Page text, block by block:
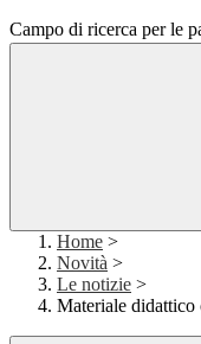
Campo di ricerca per le
Home >
Novità >
Le notizie >
Materiale didattico